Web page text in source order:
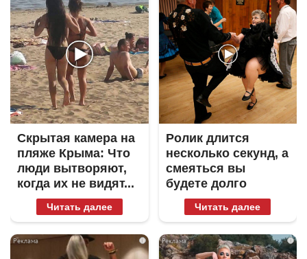
Скрытая камера на
пляже Крыма: Что
люди вытворяют,
когда их не видят...
Читать далее
Ролик длится
несколько секунд, а
смеяться вы
будете долго
Читать далее
i i